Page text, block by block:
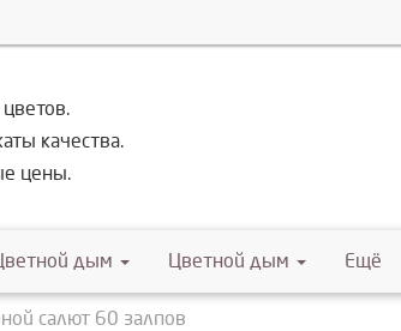
качества.
цены.
Цветной дым Цветной дым Ещё
салют 60 залпов